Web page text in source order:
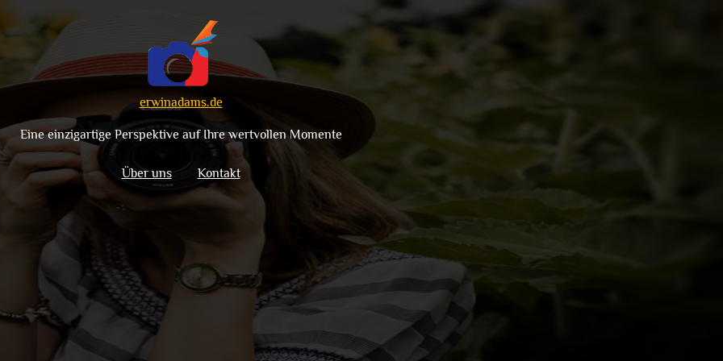
erwinadams.de
Eine einzigartige Perspektive auf Ihre wertvollen Momente
Über uns Kontakt